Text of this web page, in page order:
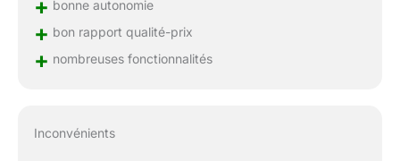
+ bonne autonomie
+ bon rapport qualité-prix
+ nombreuses fonctionnalités
Inconvénients